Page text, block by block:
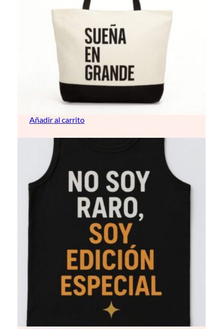
Bolso de playa lino
Añadir al carrito
Camisetas de manga corta